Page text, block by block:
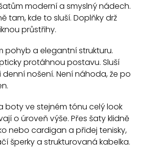
p
r
v
k
y
v
i
s
u
moderní a smyslný nádech.
tam, kde to sluší. Doplňky drž
průstřihy.
pohyb a elegantní strukturu.
protáhnou postavu. Sluší
nošení. Není náhoda, že po
boty ve stejném tónu celý look
o úroveň výše. Přes šaty klidně
nebo cardigan a přidej tenisky,
šperky a strukturovaná kabelka.